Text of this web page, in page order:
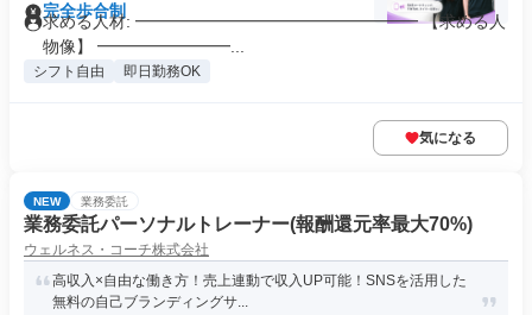
完全歩合制
求める人材: ━━━━━━━━━━━━━━━━━ 【求める人
物像】 ━━━━━━━━...
シフト自由 即日勤務OK
気になる
NEW 業務委託
業務委託パーソナルトレーナー(報酬還元率最大70%)
ウェルネス・コーチ株式会社
高収入×自由な働き方！売上連動で収入UP可能！SNSを活用した
無料の自己ブランディングサ...